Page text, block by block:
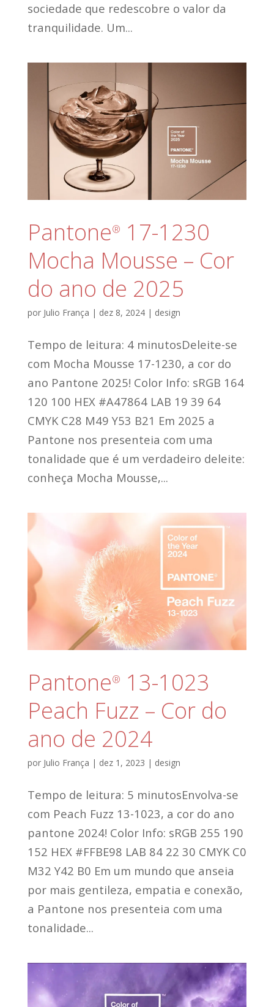
sociedade que redescobre o valor da
tranquilidade. Um...
Pantone® 17-1230
Mocha Mousse – Cor
do ano de 2025
por Julio França | dez 8, 2024| design
Tempo de leitura: 4 minutosDeleite-se
com Mocha Mousse 17-1230, a cor do
ano Pantone 2025! Color Info: sRGB 164
120 100 HEX #A47864 LAB 19 39 64
CMYK C28 M49 Y53 B21 Em 2025 a
Pantone nos presenteia com uma
tonalidade que é um verdadeiro deleite:
conheça Mocha Mousse,...
Pantone® 13-1023
Peach Fuzz – Cor do
ano de 2024
por Julio França | dez 1, 2023 | design
Tempo de leitura: 5 minutosEnvolva-se
com Peach Fuzz 13-1023, a cor do ano
pantone 2024! Color Info: sRGB 255 190
152 HEX #FFBE98 LAB 84 22 30 CMYK C0
M32 Y42 B0 Em um mundo que anseia
por mais gentileza, empatia e conexão,
a Pantone nos presenteia com uma
tonalidade...